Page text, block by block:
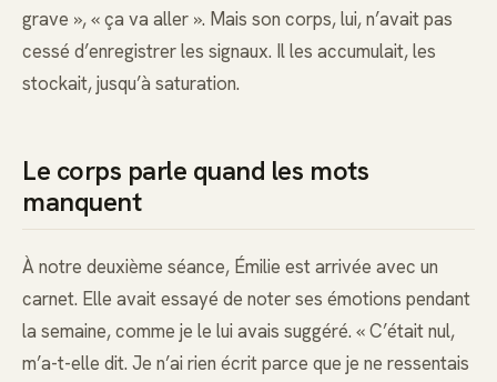
grave », « ça va aller ». Mais son corps, lui, n’avait pas
cessé d’enregistrer les signaux. Il les accumulait, les
stockait, jusqu’à saturation.
Le corps parle quand les mots
manquent
À notre deuxième séance, Émilie est arrivée avec un
carnet. Elle avait essayé de noter ses émotions pendant
la semaine, comme je le lui avais suggéré. « C’était nul,
m’a-t-elle dit. Je n’ai rien écrit parce que je ne ressentais